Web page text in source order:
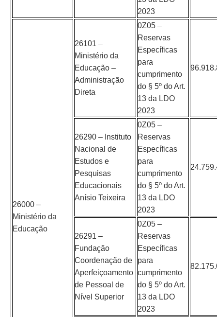
2023
26000 –
Ministério da
Educação
26101 –
Ministério da
Educação –
Administração
Direta
0Z05 –
Reservas
Específicas
para
cumprimento
do § 5º do Art.
13 da LDO
2023
26290 – Instituto
Nacional de
Estudos e
Pesquisas
Educacionais
Anísio Teixeira
0Z05 –
Reservas
Específicas
para
cumprimento
do § 5º do Art.
13 da LDO
2023
26291 –
Fundação
Coordenação de
Aperfeiçoamento
de Pessoal de
Nível Superior
0Z05 –
Reservas
Específicas
para
cumprimento
do § 5º do Art.
13 da LDO
2023